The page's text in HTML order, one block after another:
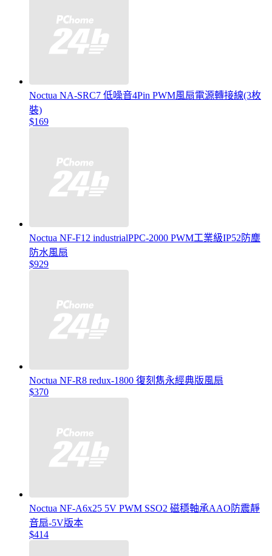
Noctua NA-SRC7 低噪音4Pin PWM風扇電源轉接線(3枚
裝)
$169
Noctua NF-F12 industrialPPC-2000 PWM工業級IP52防塵
防水風扇
$929
Noctua NF-R8 redux-1800 復刻雋永經典版風扇
$370
Noctua NF-A6x25 5V PWM SSO2 磁穩軸承AAO防震靜
音扇-5V版本
$414